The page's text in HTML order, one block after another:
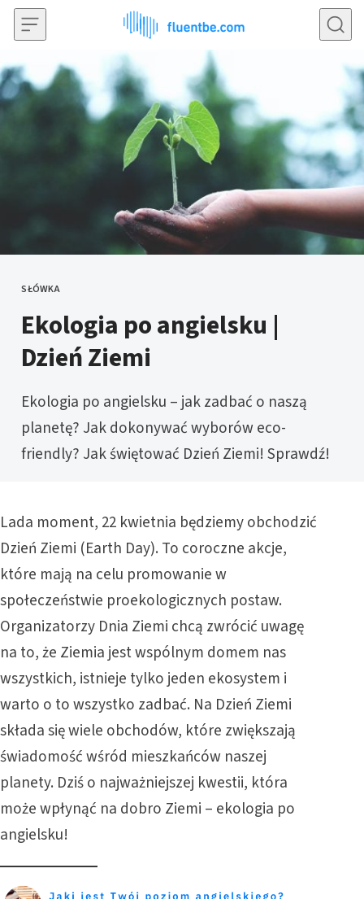
Przejdź do treści
KATEGORIE
SŁÓWKA
Ekologia po angielsku |
Dzień Ziemi
Ekologia po angielsku – jak zadbać o naszą
planetę? Jak dokonywać wyborów eco-
friendly? Jak świętować Dzień Ziemi! Sprawdź!
Lada moment, 22 kwietnia będziemy obchodzić
Dzień Ziemi (Earth Day). To coroczne akcje,
które mają na celu promowanie w
społeczeństwie proekologicznych postaw.
Organizatorzy Dnia Ziemi chcą zwrócić uwagę
na to, że Ziemia jest wspólnym domem nas
wszystkich, istnieje tylko jeden ekosystem i
warto o to wszystko zadbać. Na Dzień Ziemi
składa się wiele obchodów, które zwiększają
świadomość wśród mieszkańców naszej
planety. Dziś o najważniejszej kwestii, która
może wpłynąć na dobro Ziemi – ekologia po
angielsku!